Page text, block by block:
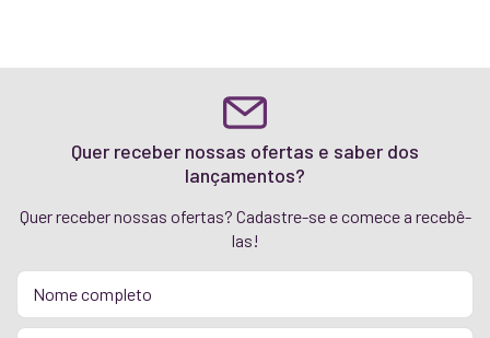
Quer receber nossas ofertas e saber dos
lançamentos?
Quer receber nossas ofertas? Cadastre-se e comece a recebê-
las!